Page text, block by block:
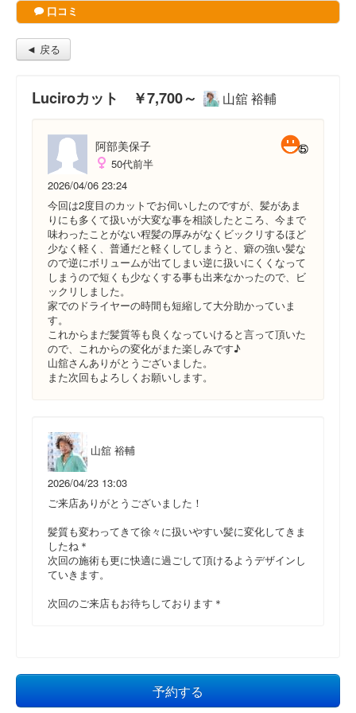
口コミ
◄ 戻る
Luciroカット ￥7,700～ 山舘 裕輔
阿部美保子
50代前半
2026/04/06 23:24
今回は2度目のカットでお伺いしたのですが、髪があま
りにも多くて扱いが大変な事を相談したところ、今まで
味わったことがない程髪の厚みがなくビックリするほど
少なく軽く、普通だと軽くしてしまうと、癖の強い髪な
ので逆にボリュームが出てしまい逆に扱いにくくなって
しまうので短くも少なくする事も出来なかったので、ビ
ックリしました。
家でのドライヤーの時間も短縮して大分助かっていま
す。
これからまだ髪質等も良くなっていけると言って頂いた
ので、これからの変化がまた楽しみです♪
山舘さんありがとうございました。
また次回もよろしくお願いします。
山舘 裕輔
2026/04/23 13:03
ご来店ありがとうございました！
髪質も変わってきて徐々に扱いやすい髪に変化してきま
したね＊
次回の施術も更に快適に過ごして頂けるようデザインし
ていきます。
次回のご来店もお待ちしております＊
予約する